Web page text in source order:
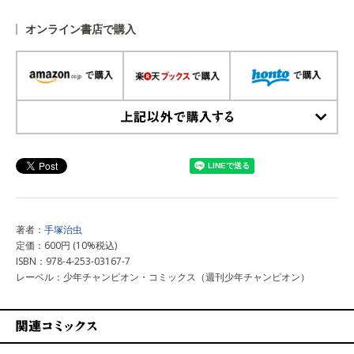
オンライン書店で購入
著者： 手塚治虫
定価：600円 (10%税込)
ISBN：978-4-253-03167-7
レーベル：少年チャンピオン・コミックス（週刊少年チャンピオン）